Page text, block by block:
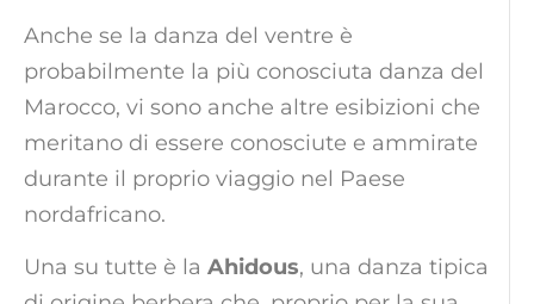
Anche se la danza del ventre è
probabilmente la più conosciuta danza del
Marocco, vi sono anche altre esibizioni che
meritano di essere conosciute e ammirate
durante il proprio viaggio nel Paese
nordafricano.
Una su tutte è la Ahidous, una danza tipica